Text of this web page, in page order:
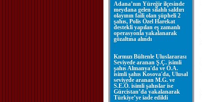
Adana’nın Yüreğir ilçesinde
meydana gelen silahlı saldırı
olayının faili olan şüpheli 2
şahıs, Polis Özel Harekat
destekli yapılan eş zamanlı
operasyonla yakalanarak
gözaltına alındı
Kırmızı Bültenle Uluslararası
Seviyede aranan Ş.Ç. isimli
şahıs Almanya'da ve Ö.A.
isimli şahıs Kosova'da, Ulusal
seviyede aranan M.G. ve
S.E.Ö. isimli şahıslar ise
Gürcistan’da yakalanarak
Türkiye’ye iade edildi